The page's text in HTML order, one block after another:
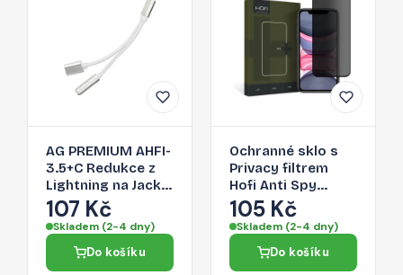
AG PREMIUM AHFI-
3.5+C Redukce z
Lightning na Jack
3,5/Lightning,
stříbrná
107 Kč
Skladem (2-4 dny)
Do košíku
Ochranné sklo s
Privacy filtrem
Hofi Anti Spy
Glass Pro+ pro
Apple iPhone 11 /
XR
105 Kč
Skladem (2-4 dny)
Do košíku